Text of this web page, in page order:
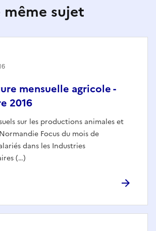
même sujet
mensuelle agricole -
2016
sur les productions animales et
Focus du mois de
dans les Industries
(…)